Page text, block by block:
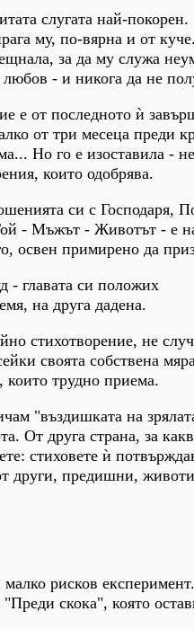
слугата най-покорен.
му, по-вярна и от куче.
за да му служа
- и никога да не
е от последното ѝ
от три месеца преди
Но го е изоставила -
които одобрява.
си с Господаря,
- Мъжът - Животът - е
освен примирено да
- главата си положих
на друга дадена.
стихотворение, не
своята собствена
трудно приема.
"въздишката на
От друга страна, за
стиховете ѝ
други, предишни,
рисков
скока", която